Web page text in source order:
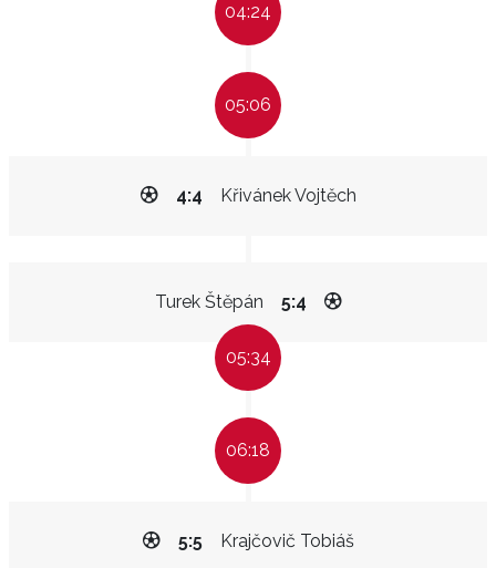
04:24
05:06
Křivánek Vojtěch
4:4
Turek Štěpán 5:4
05:34
06:18
Krajčovič Tobiáš
5:5